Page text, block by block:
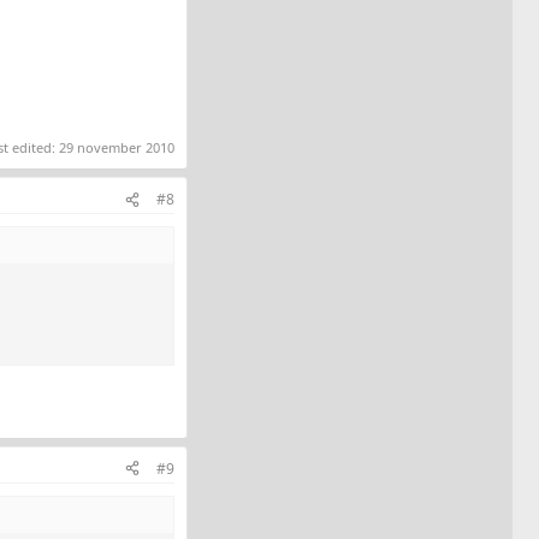
edited: 29 november 2010
#8
#9